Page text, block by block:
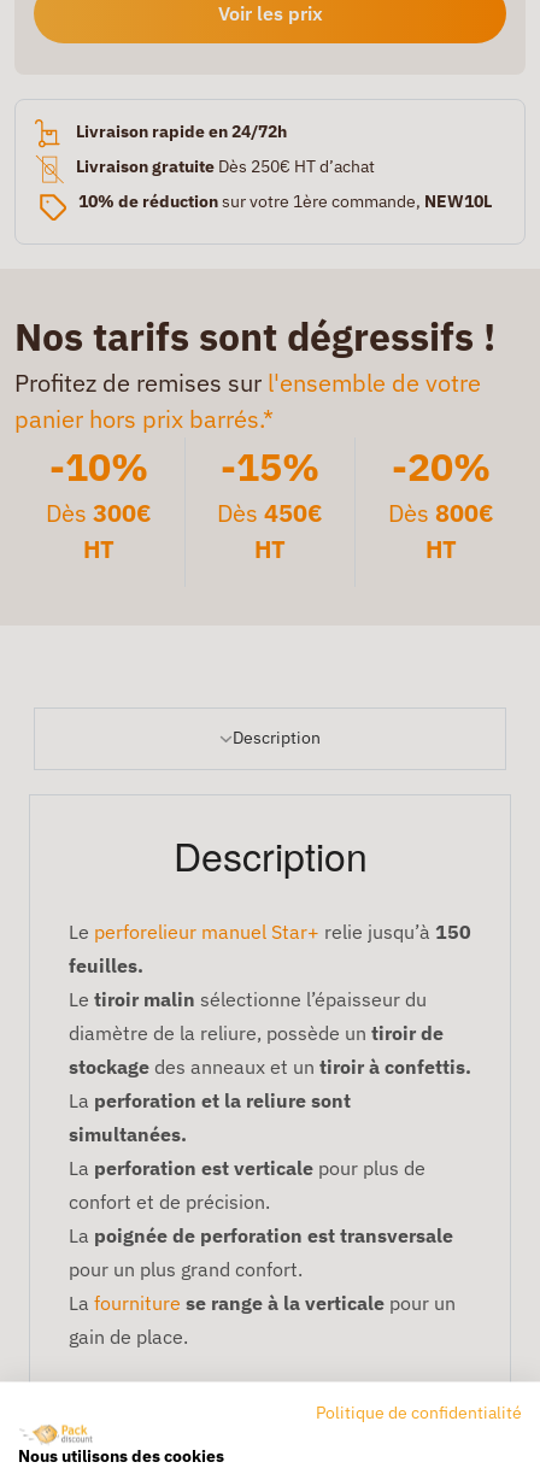
Voir les prix
Livraison rapide en 24/72h
Livraison gratuite Dès 250€ HT d’achat
10% de réductionsur votre 1ère commande, NEW10L
Nos tarifs sont dégressifs !
Profitez de remises sur l'ensemble de votre
panier hors prix barrés.*
-10%
Dès300€
HT
-15%
Dès 450€
HT
-20%
Dès 800€
HT
Description
Description
Le perforelieur manuel Star+ relie jusqu’à 150
feuilles.
Le tiroir malin sélectionne l’épaisseur du
diamètre de la reliure, possède un tiroir de
stockage des anneaux et un tiroir à confettis.
La perforation et la reliure sont
simultanées.
La perforation est verticale pour plus de
confort et de précision.
La poignée de perforation est transversale
pour un plus grand confort.
La fourniture se range à la verticale pour un
gain de place.
Politique de confidentialité
Nous utilisons des cookies